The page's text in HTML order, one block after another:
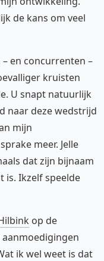
de kans om veel
en concurrenten –
kruisten
U snapt natuurlijk
naar deze wedstrijd
mijn
meer. Jelle
dat zijn bijnaam
is. Ikzelf speelde
op de
ik wel weet is dat